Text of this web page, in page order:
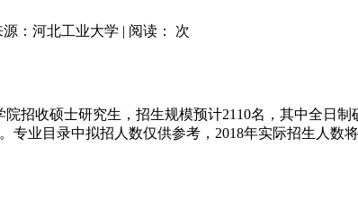
源：河北工业大学 | 阅读： 次
院招收硕士研究生，招生规模预计2110名，其中全日
专业目录中拟招人数仅供参考，2018年实际招生人